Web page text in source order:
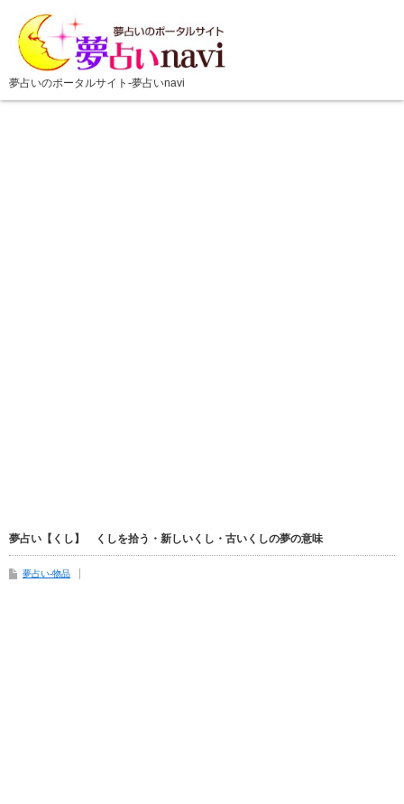
夢占い【くし】 くしを拾う・新しいくし・古いくしの夢の意味
夢占い-物品